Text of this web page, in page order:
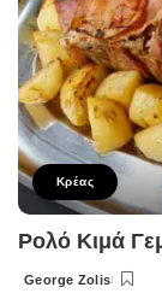
Κρέας
Ρολό Κιμά
Posted
George Zolis